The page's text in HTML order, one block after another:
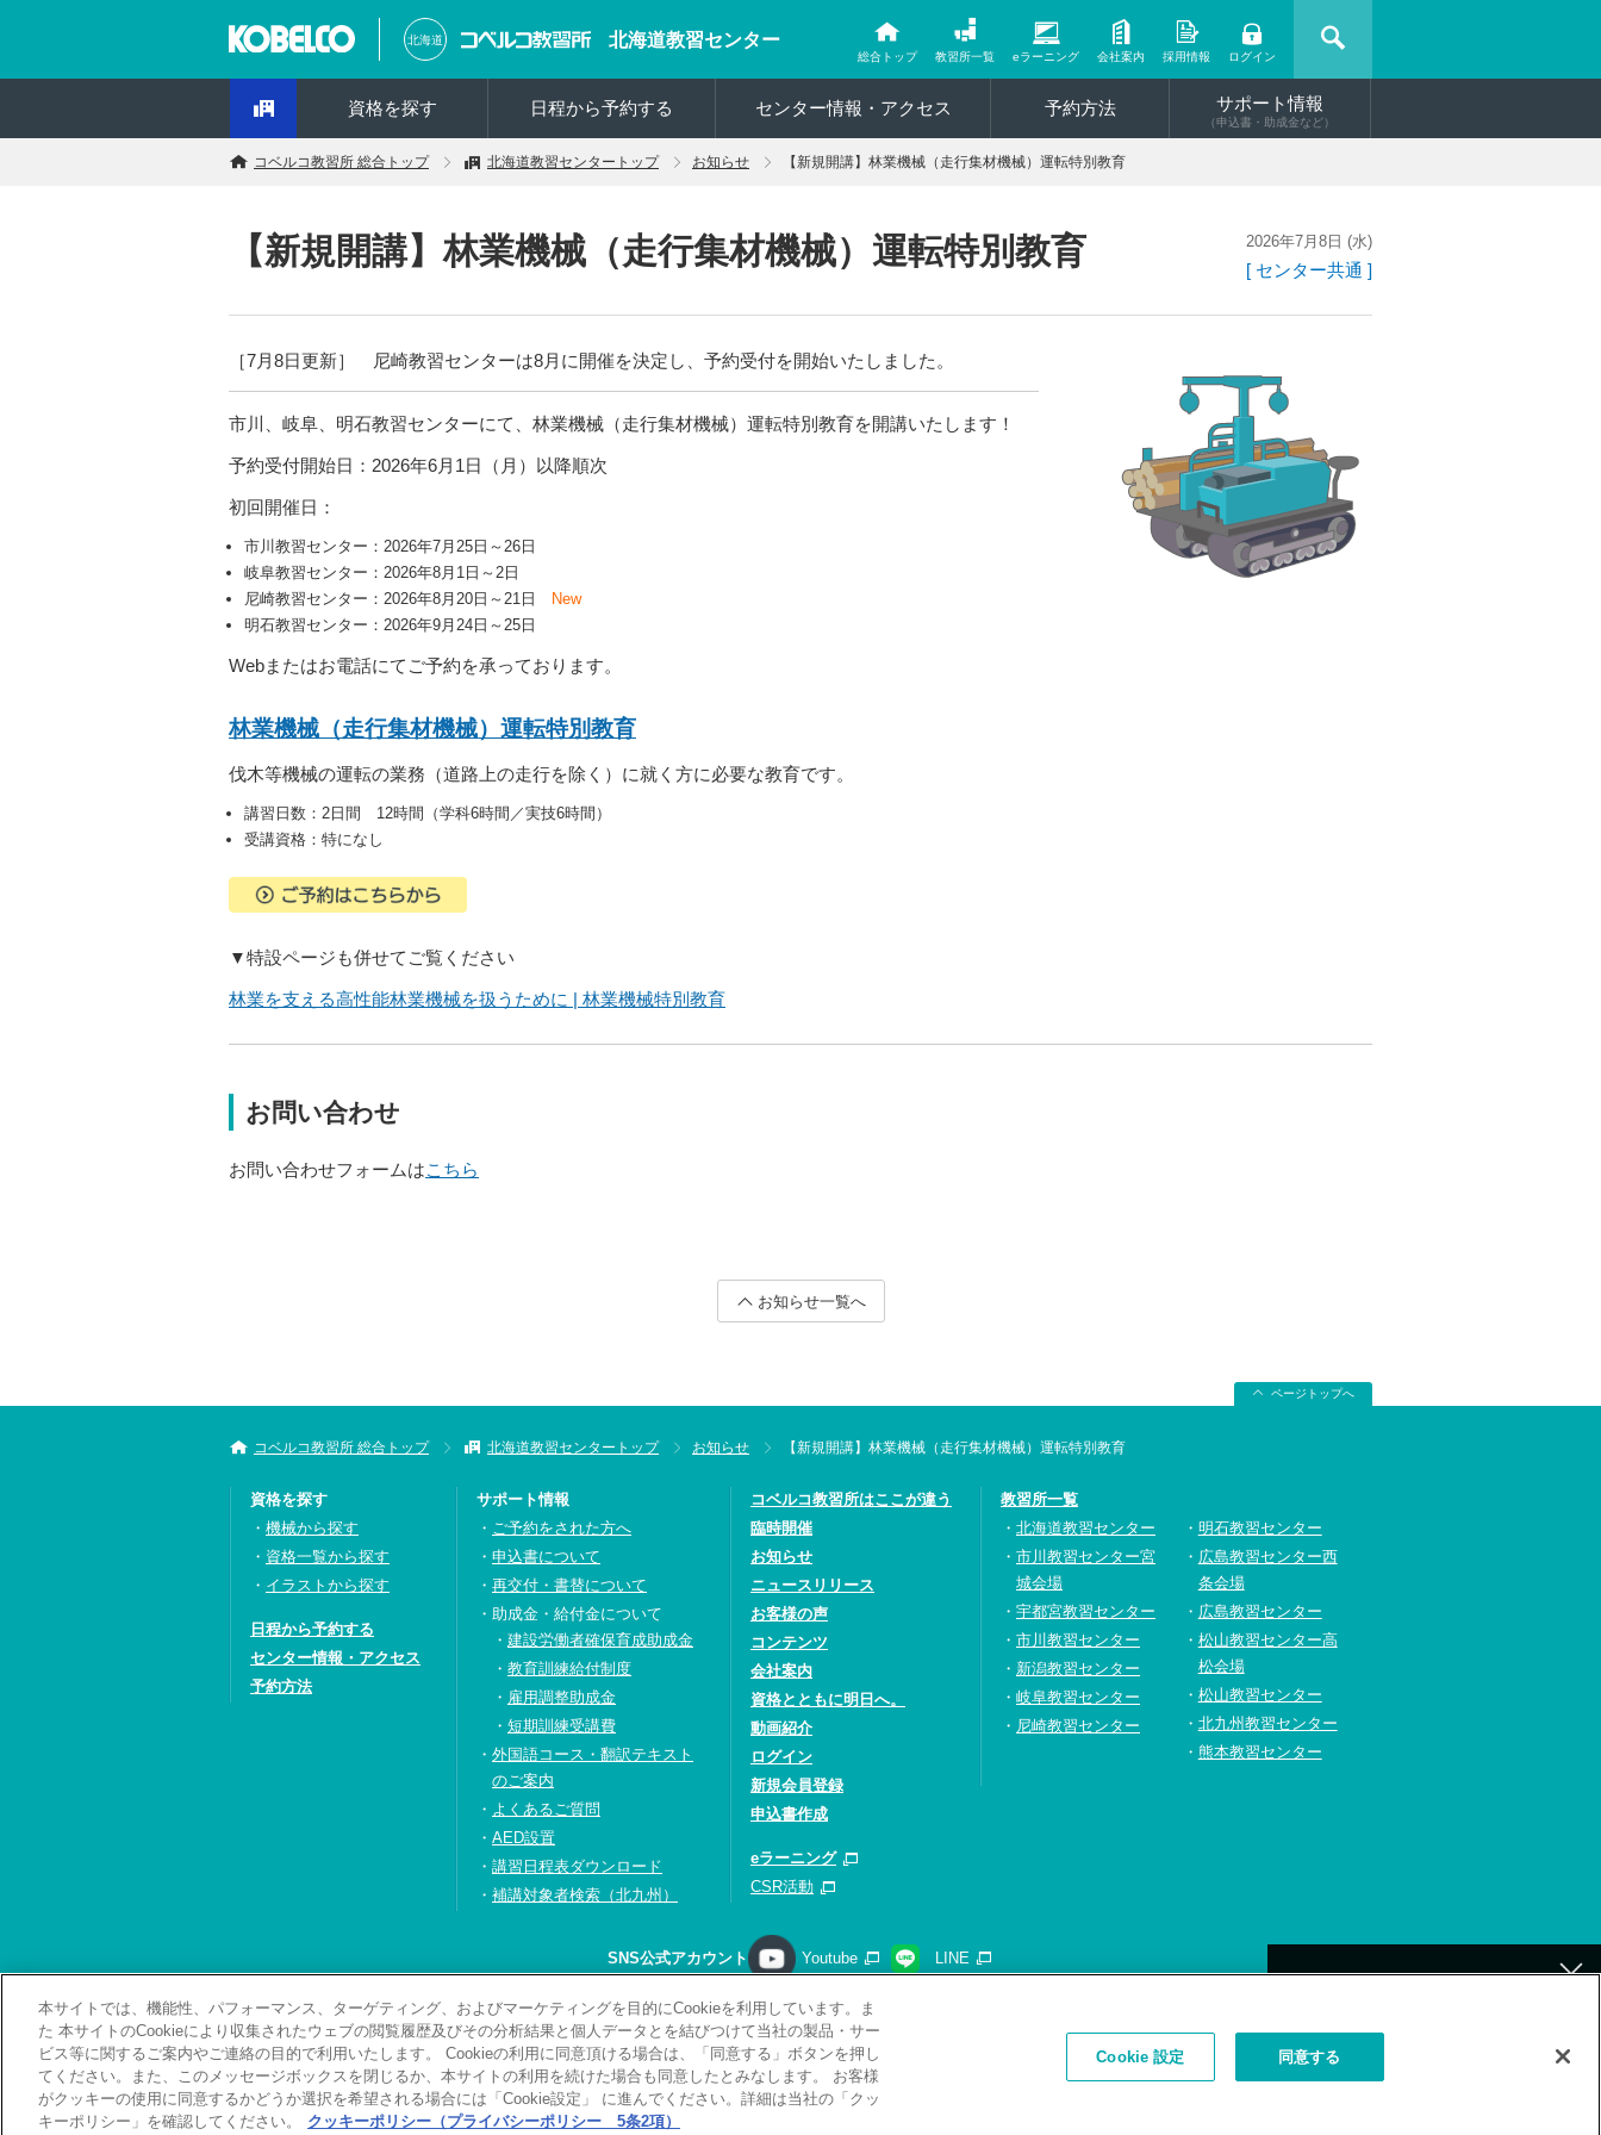
北海道 北海道教習センター
総合トップ 教習所一覧 eラーニング 会社案内 採用情報 ログイン
資格を探す 日程から予約する センター情報・アクセス 予約方法 サポート情報
（申込書・助成金など）
コベルコ教習所 総合トップ 北海道教習センタートップ お知らせ 【新規開講】林業機械（走行集材機械）運転特別教育
【新規開講】林業機械（走行集材機械）運転特別教育 2026年7月8日 (水)
[ センター共通 ]
［7月8日更新］ 尼崎教習センターは8月に開催を決定し、予約受付を開始いたしました。
市川、岐阜、明石教習センターにて、林業機械（走行集材機械）運転特別教育を開講いたします！
予約受付開始日：2026年6月1日（月）以降順次
初回開催日：
市川教習センター：2026年7月25日～26日
岐阜教習センター：2026年8月1日～2日
尼崎教習センター：2026年8月20日～21日
New
明石教習センター：2026年9月24日～25日
Webまたはお電話にてご予約を承っております。
林業機械（走行集材機械）運転特別教育
伐木等機械の運転の業務（道路上の走行を除く）に就く方に必要な教育です。
講習日数：2日間 12時間（学科6時間／実技6時間）
受講資格：特になし
▼特設ページも併せてご覧ください
林業を支える高性能林業機械を扱うために | 林業機械特別教育
お問い合わせ
お問い合わせフォームはこちら
お知らせ一覧へ
ページトップへ
コベルコ教習所 総合トップ 北海道教習センタートップ お知らせ 【新規開講】林業機械（走行集材機械）運転特別教育
資格を探す
機械から探す
資格一覧から探す
イラストから探す
日程から予約する
センター情報・アクセス
予約方法
サポート情報
ご予約をされた方へ
申込書について
再交付・書替について
助成金・給付金について
建設労働者確保育成助成金
教育訓練給付制度
雇用調整助成金
短期訓練受講費
外国語コース・翻訳テキスト
のご案内
よくあるご質問
AED設置
講習日程表ダウンロード
補講対象者検索（北九州）
コベルコ教習所はここが違う
臨時開催
お知らせ
ニュースリリース
お客様の声
コンテンツ
会社案内
資格とともに明日へ。
動画紹介
ログイン
新規会員登録
申込書作成
eラーニング
CSR活動
教習所一覧
北海道教習センター
市川教習センター宮
城会場
宇都宮教習センター
市川教習センター
新潟教習センター
岐阜教習センター
尼崎教習センター
明石教習センター
広島教習センター西
条会場
広島教習センター
松山教習センター高
松会場
松山教習センター
北九州教習センター
熊本教習センター
SNS公式アカウント Youtube LINE
お問い合わせ・資料請求 プライバシーポリシー ソーシャルメディアポリシー
サイトマップ
関連リンク
Copyright(C) 2026 Kobelco Training Services Co,.Ltd.
補講が必要なお客様へ
本サイトでは、機能性、パフォーマンス、ターゲティング、およびマーケティングを目的にCookieを利用しています。ま
た 本サイトのCookieにより収集されたウェブの閲覧履歴及びその分析結果と個人データとを結びつけて当社の製品・サー
ビス等に関するご案内やご連絡の目的で利用いたします。 Cookieの利用に同意頂ける場合は、「同意する」ボタンを押し
てください。また、このメッセージボックスを閉じるか、本サイトの利用を続けた場合も同意したとみなします。 お客様
がクッキーの使用に同意するかどうか選択を希望される場合には「Cookie設定」 に進んでください。詳細は当社の「クッ
キーポリシー」を確認してください。
クッキーポリシー（プライバシーポリシー 5条2項）
Cookie 設定 同意する